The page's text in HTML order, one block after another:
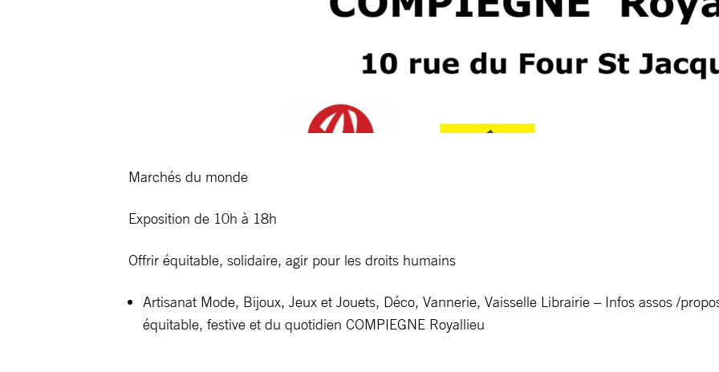
Marchés du monde
Exposition de 10h à 18h
Offrir équitable, solidaire, agir pour les droits humains
Artisanat Mode, Bijoux, Jeux et Jouets, Déco, Vannerie, Vaisselle Librairie – Infos assos /
équitable, festive et du quotidien COMPIEGNE Royallieu